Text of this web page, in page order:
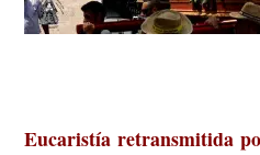
Eucaristía retransmitida